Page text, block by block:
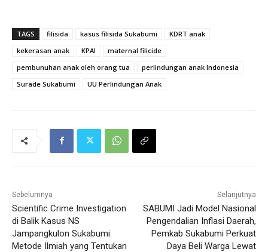
TAGS filisida kasus filisida Sukabumi
KDRT anak
kekerasan anak
KPAI
maternal filicide
pembunuhan anak oleh orang tua
perlindungan anak Indonesia
Surade Sukabumi
UU Perlindungan Anak
Sebelumnya
Scientific Crime Investigation
di Balik Kasus NS
Jampangkulon Sukabumi:
Metode Ilmiah yang Tentukan
Selanjutnya
SABUMI Jadi Model Nasional
Pengendalian Inflasi Daerah,
Pemkab Sukabumi Perkuat
Daya Beli Warga Lewat